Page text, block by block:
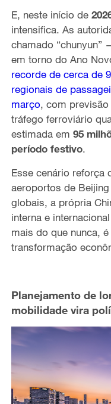
E, neste início de
intensifica. As
chamado “chunyun”
em torno do Ano
recorde de cerca de
regionais de
março, com
tráfego ferroviário
estimada em 95
período festivo.
Esse cenário reforça
aeroportos de
globais, a própria
interna e
mais do que nunca,
transformação
Planejamento de
mobilidade vira